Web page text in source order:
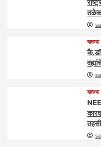
बातम्या
बातम्या